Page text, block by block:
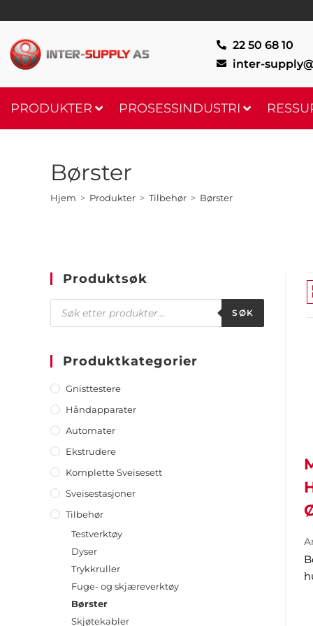
22 50 68 10
inter-
PRODUKTER PROSESSINDUSTRI
Børster
Hjem > Produkter > Tilbehør > Børster
Produktsøk
SØK
Produktkategorier
Gnisttestere
Håndapparater
Automater
Ekstrudere
Komplette Sveisesett
Sveisestasjoner
Tilbehør
Testverktøy
Dyser
Trykkruller
Fuge- og skjæreverktøy
Børster
Skjøtekabler